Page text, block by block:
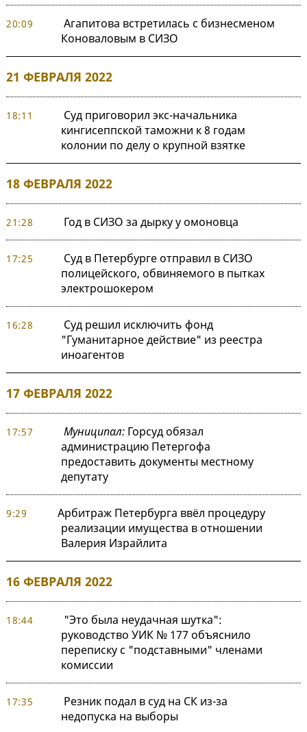
20:09
Агапитова встретилась с бизнесменом
Коноваловым в СИЗО
21 ФЕВРАЛЯ 2022
18:11
Суд приговорил экс-начальника
кингисеппской таможни к 8 годам
колонии по делу о крупной взятке
18 ФЕВРАЛЯ 2022
21:28 Год в СИЗО за дырку у омоновца
17:25
Суд в Петербурге отправил в СИЗО
полицейского, обвиняемого в пытках
электрошокером
16:28
Суд решил исключить фонд
"Гуманитарное действие" из реестра
иноагентов
17 ФЕВРАЛЯ 2022
17:57 Муниципал:Горсуд обязал
администрацию Петергофа
предоставить документы местному
депутату
9:29
Арбитраж Петербурга ввёл процедуру
реализации имущества в отношении
Валерия Израйлита
16 ФЕВРАЛЯ 2022
18:44
"Это была неудачная шутка":
руководство УИК № 177 объяснило
переписку с "подставными" членами
комиссии
17:35
Резник подал в суд на СК из-за
недопуска на выборы